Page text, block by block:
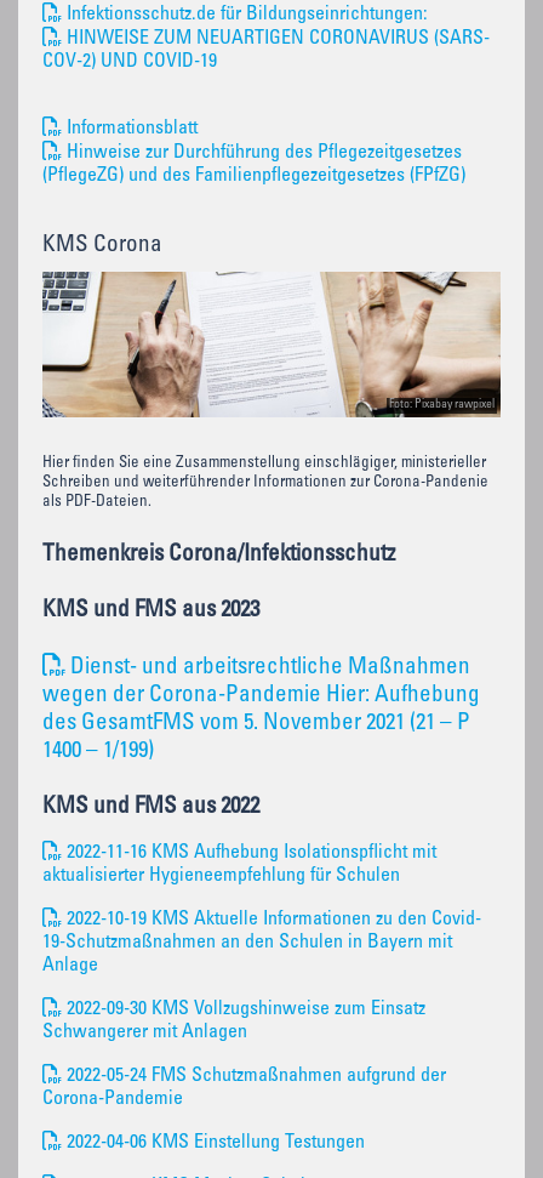
Infektionsschutz.de für Bildungseinrichtungen:
HINWEISE ZUM NEUARTIGEN CORONAVIRUS (SARS-
COV-2) UND COVID-19
Informationsblatt
Hinweise zur Durchführung des Pflegezeitgesetzes
(PflegeZG) und des Familienpflegezeitgesetzes (FPfZG)
KMS Corona
Foto: Pixabay rawpixel
Hier finden Sie eine Zusammenstellung einschlägiger, ministerieller
Schreiben und weiterführender Informationen zur Corona-Pandenie
als PDF-Dateien.
Themenkreis Corona/Infektionsschutz
KMS und FMS aus 2023
Dienst- und arbeitsrechtliche Maßnahmen
wegen der Corona-Pandemie Hier: Aufhebung
des GesamtFMS vom 5. November 2021 (21 – P
1400 – 1/199)
KMS und FMS aus 2022
2022-11-16 KMS Aufhebung Isolationspflicht mit
aktualisierter Hygieneempfehlung für Schulen
2022-10-19 KMS Aktuelle Informationen zu den Covid-
19-Schutzmaßnahmen an den Schulen in Bayern mit
Anlage
2022-09-30 KMS Vollzugshinweise zum Einsatz
Schwangerer mit Anlagen
2022-05-24 FMS Schutzmaßnahmen aufgrund der
Corona-Pandemie
2022-04-06 KMS Einstellung Testungen